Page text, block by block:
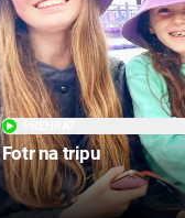
Fotr na tripu